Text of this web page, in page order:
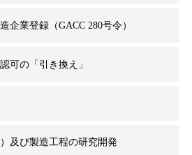
企業登録（GACC 280号令）
可の「引き換え」
及び製造工程の研究開発